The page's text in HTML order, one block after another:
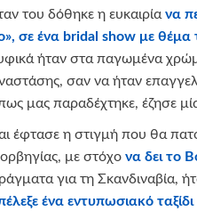
του δόθηκε η ευκαιρία να
», σε ένα bridal show με θέμα
ήταν στα παγωμένα
σαν να ήταν
μας παραδέχτηκε, έζησε
έφτασε η στιγμή που θα
με στόχο να δει το
για τη Σκανδιναβία,
ένα εντυπωσιακό